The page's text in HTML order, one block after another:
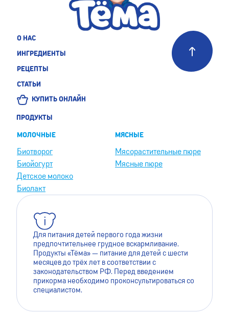
О НАС
ИНГРЕДИЕНТЫ
РЕЦЕПТЫ
СТАТЬИ
КУПИТЬ ОНЛАЙН
ПРОДУКТЫ
МОЛОЧНЫЕ
Биотворог
Биойогурт
Детское молоко
Биолакт
МЯСНЫЕ
Мясорастительные пюре
Мясные пюре
Для питания детей первого года жизни
предпочтительнее грудное вскармливание.
Продукты «Тёма» — питание для детей с шести
месяцев до трёх лет в соответствии с
законодательством РФ. Перед введением
прикорма необходимо проконсультироваться со
специалистом.